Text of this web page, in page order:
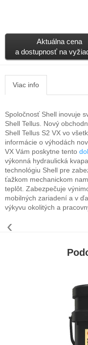
Aktuálna cena
a dostupnosť na
Viac info
Spoločnosť Shell inovuje
Shell Tellus. Nový
Shell Tellus S2 VX vo
informácie o výhodách
VX Vám poskytne tento
výkonná hydraulická
technológiu Shell pre
ťažkom mechanickom
teplôt. Zabezpečuje
mobilných zariadení a v
výkyvu okolitých a
‹